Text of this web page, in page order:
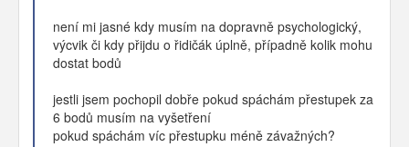
není mi jasné kdy musím na dopravně psychologický,
výcvik či kdy přijdu o řidičák úplně, případně kolik mohu
dostat bodů
jestli jsem pochopil dobře pokud spáchám přestupek za
6 bodů musím na vyšetření
pokud spáchám víc přestupku méně závažných?